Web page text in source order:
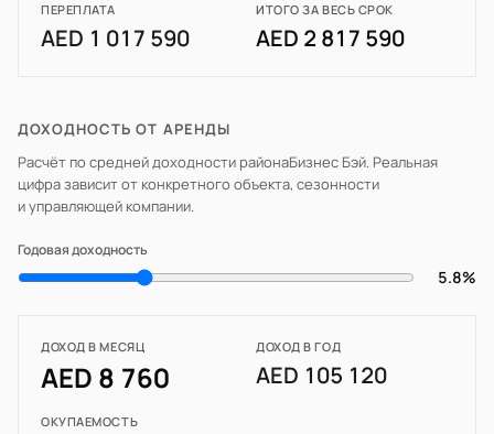
ПЕРЕПЛАТА
AED 1 017 590
ИТОГО ЗА ВЕСЬ СРОК
AED 2 817 590
ДОХОДНОСТЬ ОТ АРЕНДЫ
Расчёт по средней доходности районаБизнес Бэй. Реальная
цифра зависит от конкретного объекта, сезонности
и управляющей компании.
Годовая доходность
5.8%
ДОХОД В МЕСЯЦ
AED 8 760
ДОХОД В ГОД
AED 105 120
ОКУПАЕМОСТЬ